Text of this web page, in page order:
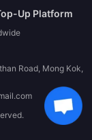
Up Platform
Road, Mong Kok,